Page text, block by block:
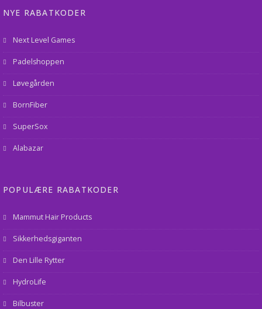
NYE RABATKODER
Next Level Games
Padelshoppen
Løvegården
BornFiber
SuperSox
Alabazar
POPULÆRE RABATKODER
Mammut Hair Products
Sikkerhedsgiganten
Den Lille Rytter
HydroLife
Bilbuster